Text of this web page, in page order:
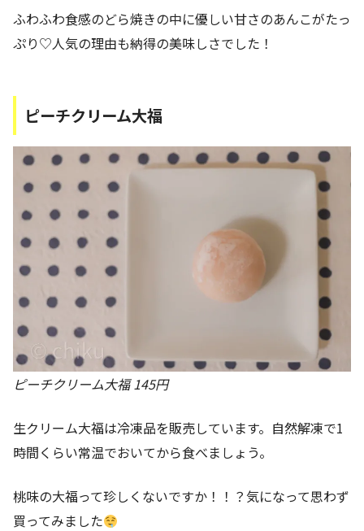
ふわふわ食感のどら焼きの中に優しい甘さのあんこがたっ
ぷり♡人気の理由も納得の美味しさでした！
ピーチクリーム大福
ピーチクリーム大福 145円
生クリーム大福は冷凍品を販売しています。自然解凍で1
時間くらい常温でおいてから食べましょう。
桃味の大福って珍しくないですか！！？気になって思わず
買ってみました